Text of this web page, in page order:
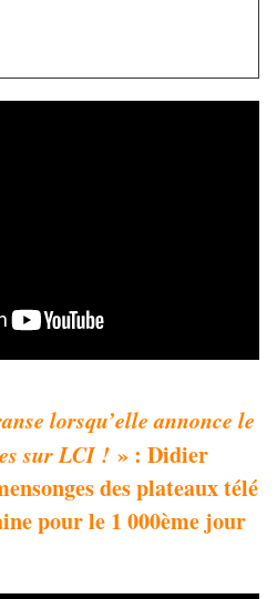
lorsqu’elle annonce le
sur LCI ! » : Didier
des plateaux télé
pour le 1 000ème jour